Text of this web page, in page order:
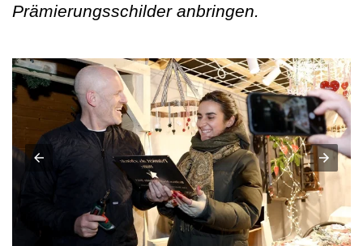
Prämierungsschilder anbringen.